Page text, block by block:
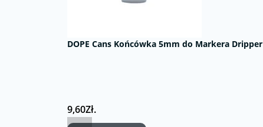
DOPE Cans Końcówka 5mm do Markera Dripper
9,60Zł.